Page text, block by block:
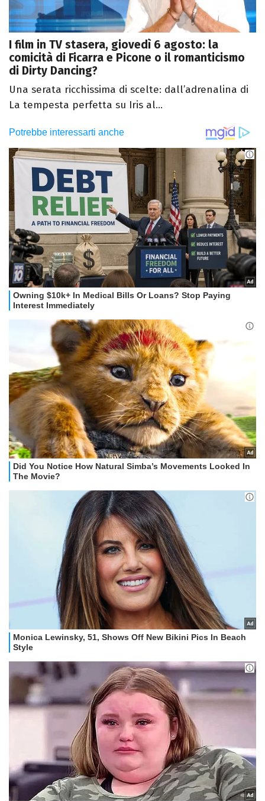
I film in TV stasera, giovedì 6 agosto: la
comicità di Ficarra e Picone o il romanticismo
di Dirty Dancing?
Una serata ricchissima di scelte: dall’adrenalina di
La tempesta perfetta su Iris al...